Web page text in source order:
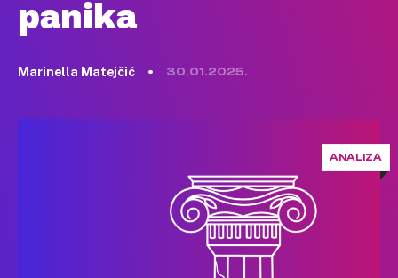
panika
Marinella Matejčić 30.01.2025.
ANALIZA